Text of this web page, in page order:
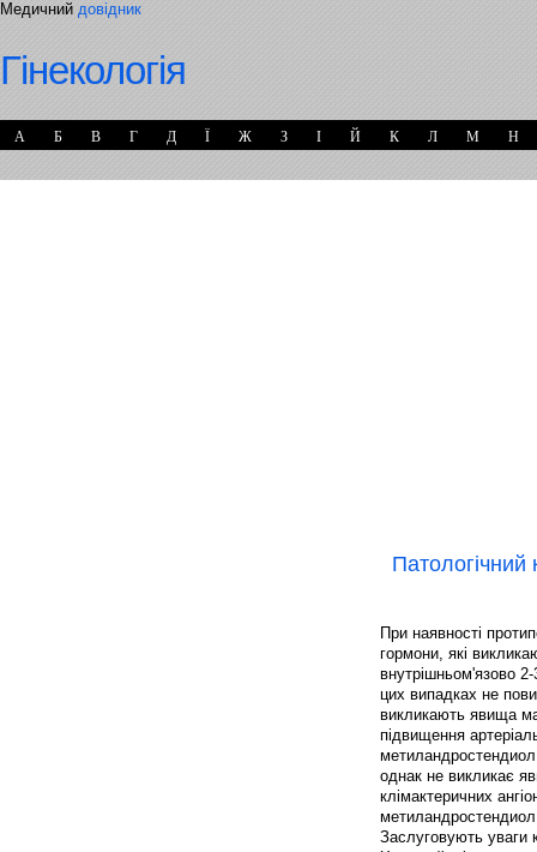
Медичний довідник
Гінекологія
А Б В Г Д Ї Ж З І Й К Л М Н
Патологічний
При наявності
гормони, які
внутрішньом'язово
цих випадках не
викликають явища
підвищення
однак не викликає
клімактеричних
Заслуговують уваги